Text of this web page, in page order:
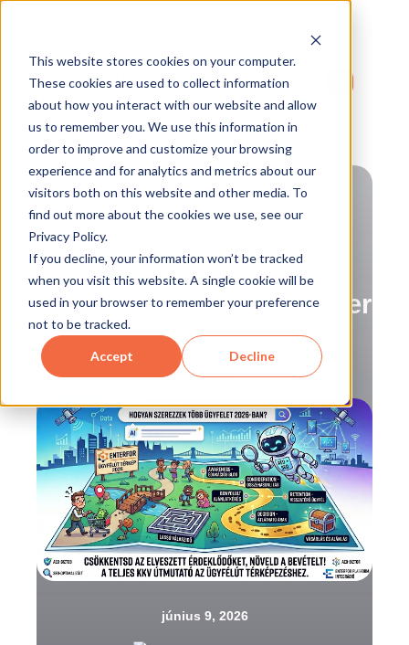
This website stores cookies on your computer.
These cookies are used to collect information
about how you interact with our website and allow
us to remember you. We use this information in
order to improve and customize your browsing
experience and for analytics and metrics about our
visitors both on this website and other media. To
find out more about the cookies we use, see our
Privacy Policy.
If you decline, your information won’t be tracked
when you visit this website. A single cookie will be
used in your browser to remember your preference
not to be tracked.
Accept Decline
Ügyfélút térkép (Customer
Journey Map)
június 9, 2026